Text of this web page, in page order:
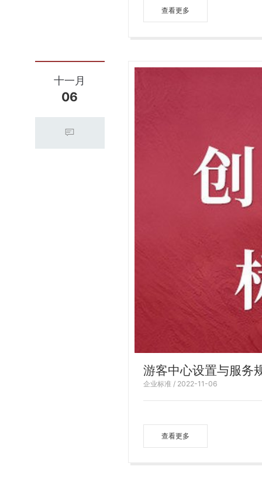
查看更多
十一月
06
游客中心设置与服务
企业标准 / 2022-11-06
查看更多